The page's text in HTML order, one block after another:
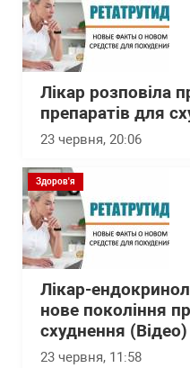
Лікар розповіла
препаратів для
23 червня, 20:06
Здоров'я
Лікар-
нове покоління
схуднення (Відео)
23 червня, 11:58